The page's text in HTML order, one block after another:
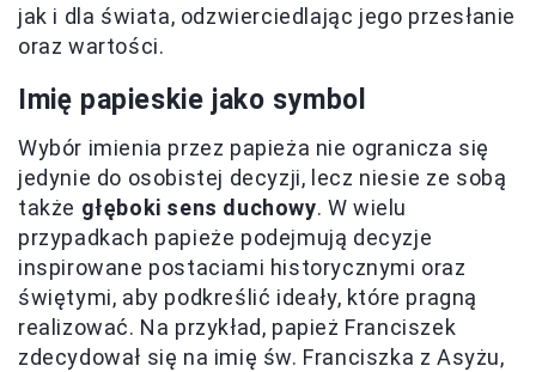
jak i dla świata, odzwierciedlając jego przesłanie
oraz wartości.
Imię papieskie jako symbol
Wybór imienia przez papieża nie ogranicza się
jedynie do osobistej decyzji, lecz niesie ze sobą
także głęboki sens duchowy. W wielu
przypadkach papieże podejmują decyzje
inspirowane postaciami historycznymi oraz
świętymi, aby podkreślić ideały, które pragną
realizować. Na przykład, papież Franciszek
zdecydował się na imię św. Franciszka z Asyżu,